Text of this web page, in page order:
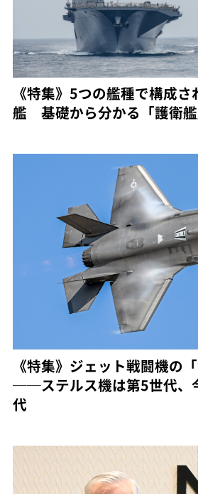
《特集》5つの艦種で構成
艦 基礎から分かる「護衛
《特集》ジェット戦闘機の
──ステルス機は第5世代、
代